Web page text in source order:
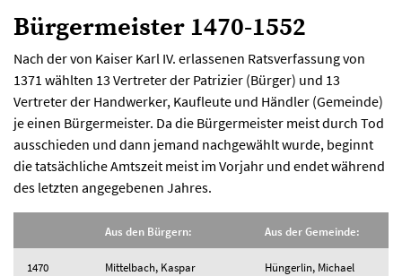
Bürgermeister 1470-1552
Nach der von Kaiser Karl IV. erlassenen Ratsverfassung von
1371 wählten 13 Vertreter der Patrizier (Bürger) und 13
Vertreter der Handwerker, Kaufleute und Händler (Gemeinde)
je einen Bürgermeister. Da die Bürgermeister meist durch Tod
ausschieden und dann jemand nachgewählt wurde, beginnt
die tatsächliche Amtszeit meist im Vorjahr und endet während
des letzten angegebenen Jahres.
Aus den Bürgern: Aus der Gemeinde:
1470 Mittelbach, Kaspar Hüngerlin, Michael